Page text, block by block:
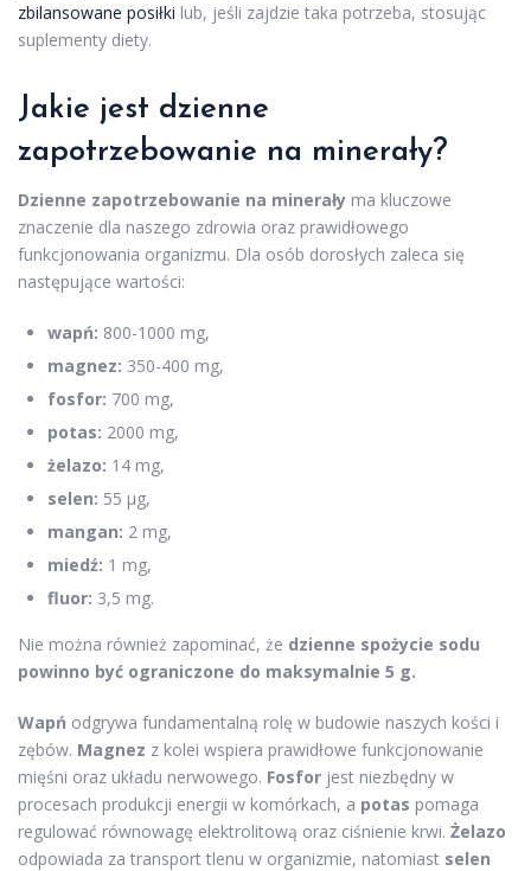
zbilansowane posiłki lub, jeśli zajdzie taka potrzeba, stosując
suplementy diety.
Jakie jest dzienne
zapotrzebowanie na minerały?
Dzienne zapotrzebowanie na minerały ma kluczowe
znaczenie dla naszego zdrowia oraz prawidłowego
funkcjonowania organizmu. Dla osób dorosłych zaleca się
następujące wartości:
wapń: 800-1000 mg,
magnez: 350-400 mg,
fosfor: 700 mg,
potas: 2000 mg,
żelazo: 14 mg,
selen: 55 μg,
mangan: 2 mg,
miedź: 1 mg,
fluor: 3,5 mg.
Nie można również zapominać, że dzienne spożycie sodu
powinno być ograniczone do maksymalnie 5 g.
Wapń odgrywa fundamentalną rolę w budowie naszych kości i
zębów. Magnez z kolei wspiera prawidłowe funkcjonowanie
mięśni oraz układu nerwowego. Fosfor jest niezbędny w
procesach produkcji energii w komórkach, a potas pomaga
regulować równowagę elektrolitową oraz ciśnienie krwi. Żelazo
odpowiada za transport tlenu w organizmie, natomiast selen